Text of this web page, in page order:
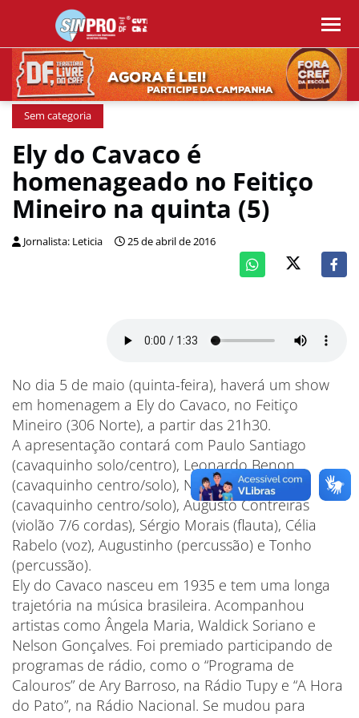
Sem categoria
Ely do Cavaco é
homenageado no Feitiço
Mineiro na quinta (5)
Jornalista: Leticia 25 de abril de 2016
No dia 5 de maio (quinta-feira), haverá um show
em homenagem a Ely do Cavaco, no Feitiço
Mineiro (306 Norte), a partir das 21h30.
A apresentação contará com Paulo Santiago
(cavaquinho solo/centro), Leonardo Benon
(cavaquinho centro/solo), Nelson Serra
(cavaquinho centro/solo), Augusto Contreiras
(violão 7/6 cordas), Sérgio Morais (flauta), Célia
Rabelo (voz), Augustinho (percussão) e Tonho
(percussão).
Ely do Cavaco nasceu em 1935 e tem uma longa
trajetória na música brasileira. Acompanhou
artistas como Ângela Maria, Waldick Soriano e
Nelson Gonçalves. Foi premiado participando de
programas de rádio, como o “Programa de
Calouros” de Ary Barroso, na Rádio Tupy e “A Hora
do Pato”, na Rádio Nacional. Se mudou para